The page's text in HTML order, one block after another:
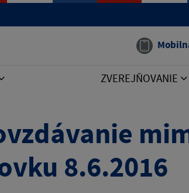
ZVEREJŇOVANIE
8.6.2016